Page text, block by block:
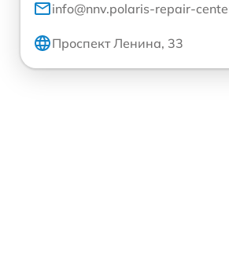
info@nnv.polaris-repair-
Проспект Ленина, 33